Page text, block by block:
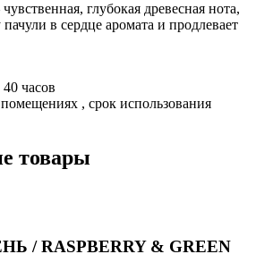
глубокая древесная нота,
в сердце аромата и продлевает
часов
, срок использования
товары
/ RASPBERRY & GREEN